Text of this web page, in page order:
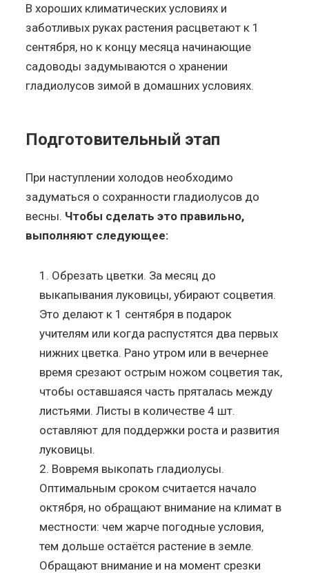
В хороших климатических условиях и
заботливых руках растения расцветают к 1
сентября, но к концу месяца начинающие
садоводы задумываются о хранении
гладиолусов зимой в домашних условиях.
Подготовительный этап
При наступлении холодов необходимо
задуматься о сохранности гладиолусов до
весны. Чтобы сделать это правильно,
выполняют следующее:
Обрезать цветки. За месяц до
выкапывания луковицы, убирают соцветия.
Это делают к 1 сентября в подарок
учителям или когда распустятся два первых
нижних цветка. Рано утром или в вечернее
время срезают острым ножом соцветия так,
чтобы оставшаяся часть пряталась между
листьями. Листы в количестве 4 шт.
оставляют для поддержки роста и развития
луковицы.
Вовремя выкопать гладиолусы.
Оптимальным сроком считается начало
октября, но обращают внимание на климат в
местности: чем жарче погодные условия,
тем дольше остаётся растение в земле.
Обращают внимание и на момент срезки